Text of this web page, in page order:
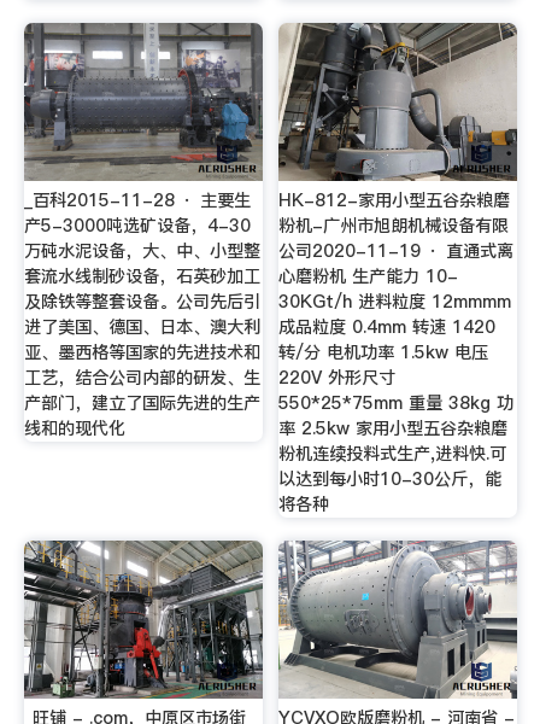
_百科2015-11-28 · 主要生
产5-3000吨选矿设备，4-30
万砘水泥设备，大、中、小型整
套流水线制砂设备，石英砂加工
及除铁等整套设备。公司先后引
进了美国、德国、日本、澳大利
亚、墨西格等国家的先进技术和
工艺，结合公司内部的研发、生
产部门，建立了国际先进的生产
线和的现代化
HK-812-家用小型五谷杂粮磨
粉机-广州市旭朗机械设备有限
公司2020-11-19 · 直通式离
心磨粉机 生产能力 10-
30KGt/h 进料粒度 12mmmm
成品粒度 0.4mm 转速 1420
转/分 电机功率 1.5kw 电压
220V 外形尺寸
550*25*75mm 重量 38kg 功
率 2.5kw 家用小型五谷杂粮磨
粉机连续投料式生产,进料快.可
以达到每小时10-30公斤，能
将各种
_旺铺 - .com，中原区市场街 YCVXO欧版磨粉机 - 河南省 -